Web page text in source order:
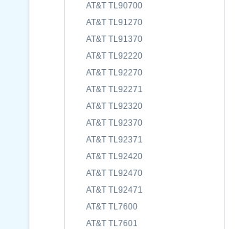
AT&T TL90700
AT&T TL91270
AT&T TL91370
AT&T TL92220
AT&T TL92270
AT&T TL92271
AT&T TL92320
AT&T TL92370
AT&T TL92371
AT&T TL92420
AT&T TL92470
AT&T TL92471
AT&T TL7600
AT&T TL7601